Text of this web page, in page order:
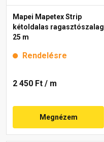
Mapei Mapetex Strip
kétoldalas ragasztószalag
25 m
Rendelésre
2 450 Ft / m
Megnézem